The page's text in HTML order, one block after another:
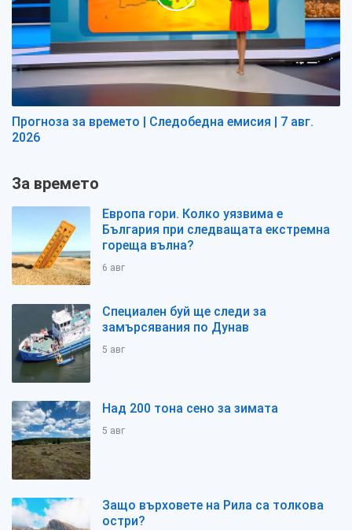
Прогноза за времето | Следобедна емисия | 7 авг.
2026
За времето
Европа гори. Колко уязвима е
България при следващата екстремна
гореща вълна?
6 авг
Специален буй ще следи за
замърсявания по Дунав
5 авг
Над 200 тона сено за зимата
5 авг
Защо върховете на Рила са толкова
остри?